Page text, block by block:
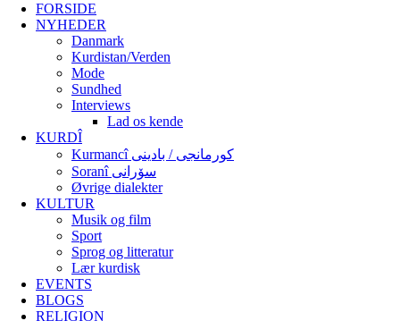
FORSIDE
NYHEDER
Danmark
Kurdistan/Verden
Mode
Sundhed
Interviews
Lad os kende
KURDÎ
Kurmancî کورمانجی / بادینی
Soranî سۆرانی
Øvrige dialekter
KULTUR
Musik og film
Sport
Sprog og litteratur
Lær kurdisk
EVENTS
BLOGS
RELIGION